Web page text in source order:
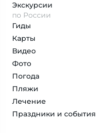
Экскурсии
по России
Гиды
Карты
Видео
Фото
Погода
Пляжи
Лечение
Праздники и события